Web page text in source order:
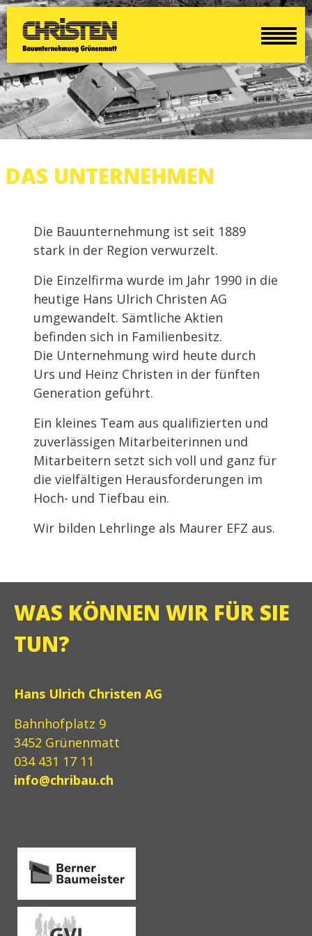
DAS UNTERNEHMEN
Die Bauunternehmung ist seit 1889
stark in der Region verwurzelt.
Die Einzelfirma wurde im Jahr 1990 in die
heutige Hans Ulrich Christen AG
umgewandelt. Sämtliche Aktien
befinden sich in Familienbesitz.
Die Unternehmung wird heute durch
Urs und Heinz Christen in der fünften
Generation geführt.
Ein kleines Team aus qualifizierten und
zuverlässigen Mitarbeiterinnen und
Mitarbeitern setzt sich voll und ganz für
die vielfältigen Herausforderungen im
Hoch- und Tiefbau ein.
Wir bilden Lehrlinge als Maurer EFZ aus.
WAS KÖNNEN WIR FÜR SIE
TUN?
Hans Ulrich Christen AG
Bahnhofplatz 9
3452 Grünenmatt
034 431 17 11
info@chribau.ch